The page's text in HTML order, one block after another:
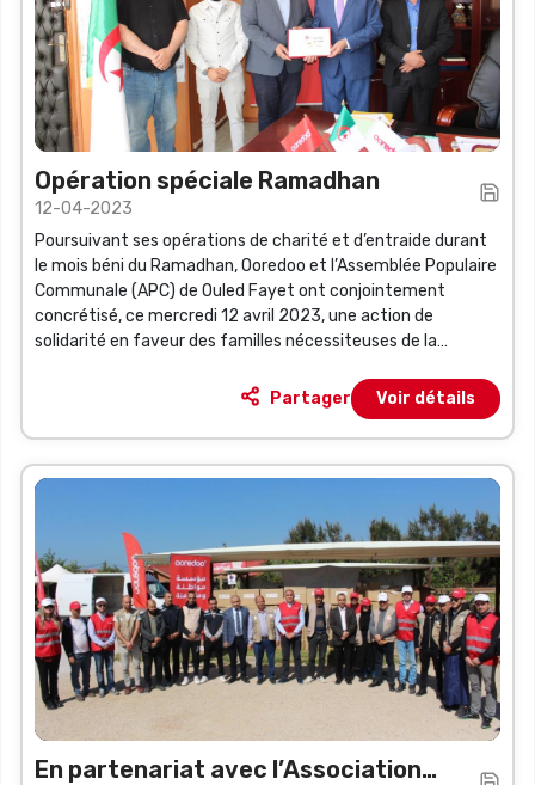
Opération spéciale Ramadhan
12-04-2023
Poursuivant ses opérations de charité et d’entraide durant
le mois béni du Ramadhan, Ooredoo et l’Assemblée Populaire
Communale (APC) de Ouled Fayet ont conjointement
concrétisé, ce mercredi 12 avril 2023, une action de
solidarité en faveur des familles nécessiteuses de la
du Directeur des Affaires Corporatives de Ooredoo, M.
Ramdane Djezairi et du Président de l’APC de Ouled Fayet, M.
Halim Ferradj.
Partager Voir détails
En partenariat avec l’Association